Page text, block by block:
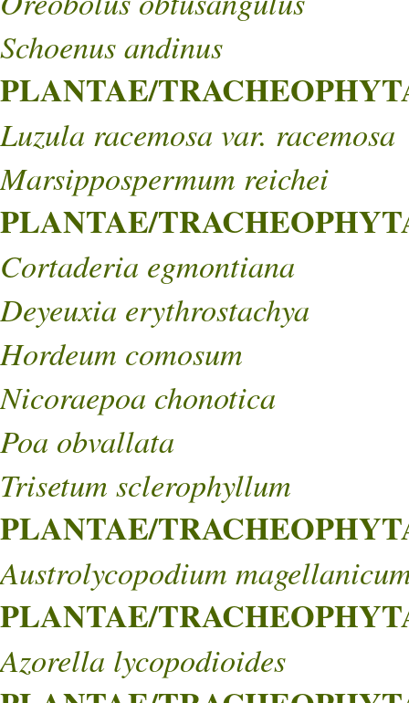
Schoenus andinus
PLANTAE/
Luzula racemosa var. racemosa
Marsippospermum reichei
PLANTAE/
Cortaderia egmontiana
Deyeuxia erythrostachya
Hordeum comosum
Nicoraepoa chonotica
Poa obvallata
Trisetum sclerophyllum
PLANTAE/
Austrolycopodium
PLANTAE/
Azorella lycopodioides